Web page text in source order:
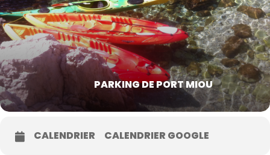
PARKING DE PORT MIOU
CALENDRIER CALENDRIER GOOGLE